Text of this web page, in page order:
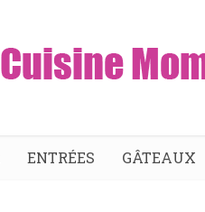
ENTRÉES GÂTEAUX